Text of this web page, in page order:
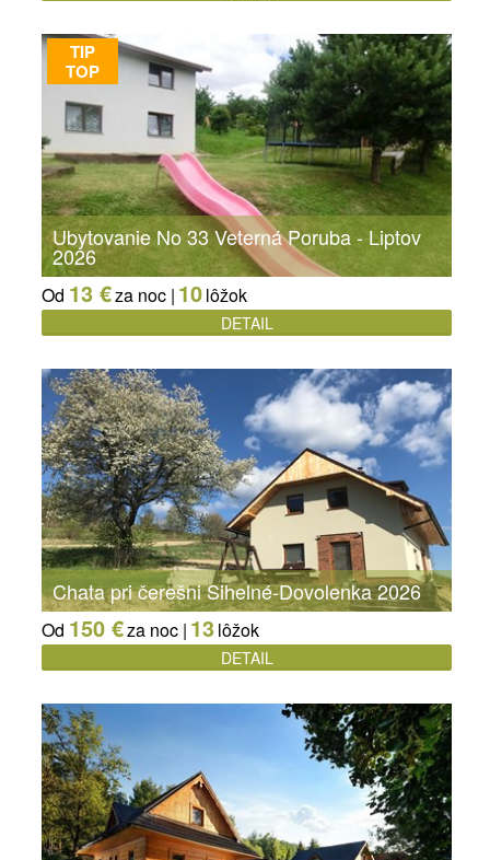
TIP
TOP
Ubytovanie No 33 Veterná Poruba - Liptov
2026
Od 13 €za noc | 10lôžok
DETAIL
Chata pri čerešni Sihelné-Dovolenka 2026
Od 150 €za noc | 13lôžok
DETAIL